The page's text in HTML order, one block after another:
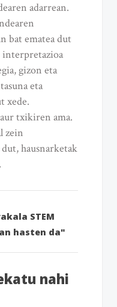
adarrean.
bat ematea dut
interpretazioa
gizon eta
eta
xede.
txikiren ama.
zein
hausnarketak
STEM
hasten da"
nahi